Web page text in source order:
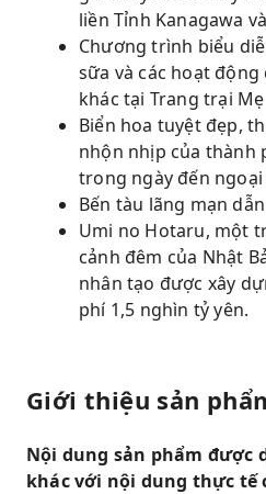
liền Tỉnh Kanagawa
Chương trình biểu
sữa và các hoạt
khác tại Trang trại
Biển hoa tuyệt đẹp,
nhộn nhịp của thành
trong ngày đến ngoại
Bến tàu lãng mạn
Umi no Hotaru, một
cảnh đêm của Nhật
nhân tạo được xây
phí 1,5 nghìn tỷ yên.
Giới thiệu sản
Nội dung sản phẩm được
khác với nội dung thực tế